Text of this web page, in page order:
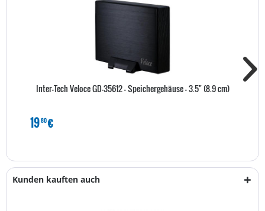
Inter-Tech Veloce GD-35612 - Speichergehäuse - 3.5" (8.9 cm)
1980€
Kunden kauften auch